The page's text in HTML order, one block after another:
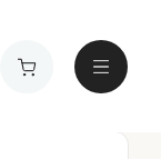
】フランスワイ